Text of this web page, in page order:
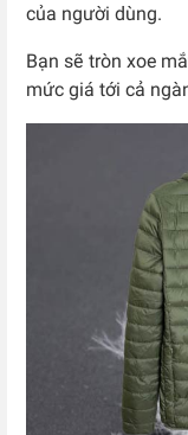
của người dùng.
Bạn sẽ tròn xoe
mức giá tới cả